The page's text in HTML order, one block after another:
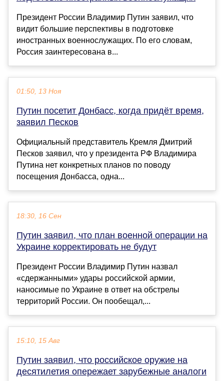
Президент России Владимир Путин заявил, что
видит большие перспективы в подготовке
иностранных военнослужащих. По его словам,
Россия заинтересована в...
01:50, 13 Ноя
Путин посетит Донбасс, когда придёт время,
заявил Песков
Официальный представитель Кремля Дмитрий
Песков заявил, что у президента РФ Владимира
Путина нет конкретных планов по поводу
посещения Донбасса, одна...
18:30, 16 Сен
Путин заявил, что план военной операции на
Украине корректировать не будут
Президент России Владимир Путин назвал
«сдержанными» удары российской армии,
наносимые по Украине в ответ на обстрелы
территорий России. Он пообещал,...
15:10, 15 Авг
Путин заявил, что российское оружие на
десятилетия опережает зарубежные аналоги